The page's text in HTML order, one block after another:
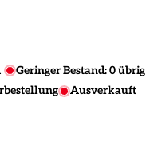
Geringer Bestand:0übrig
Ausverkauft